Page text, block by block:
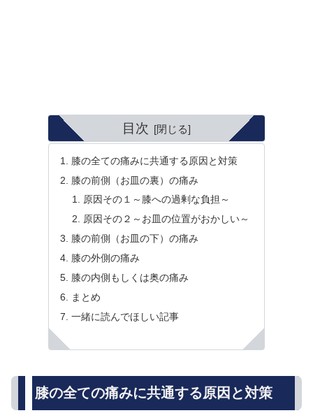
目次
膝の全ての痛みに共通する原因と対策
膝の前側（お皿の裏）の痛み
原因その１～膝への過剰な負担～
原因その２～お皿の位置がおかしい～
膝の前側（お皿の下）の痛み
膝の外側の痛み
膝の内側もしくは奥の痛み
まとめ
一緒に読んでほしい記事
膝の全ての痛みに共通する原因と対策